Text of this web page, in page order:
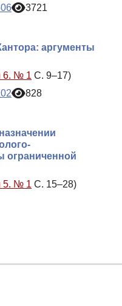
3721
аргументы
6. № 1 С. 9–17)
828
ограниченной
5. № 1 С. 15–28)